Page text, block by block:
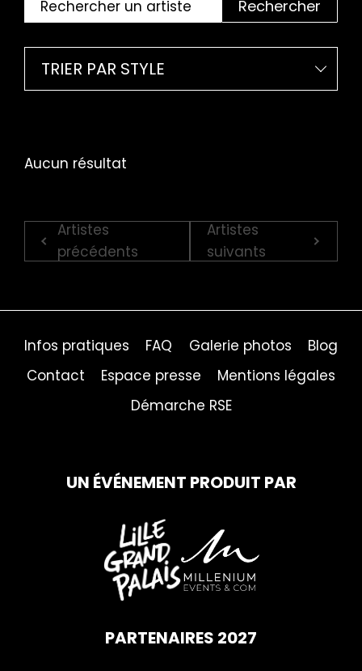
Rechercher
TRIER PAR STYLE
Aucun résultat
Artistes
précédents
Artistes
suivants
Infos pratiques FAQ Galerie photos
Blog
Contact
Espace presse
Mentions légales
Démarche RSE
UN ÉVÉNEMENT PRODUIT PAR
PARTENAIRES 2027